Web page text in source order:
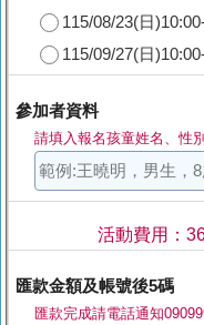
115/08/23(日
115/09/27(日
參加者資料
請填入報名孩童姓名、性
活動費用：
匯款金額及帳號後5碼
匯款完成請電話通知